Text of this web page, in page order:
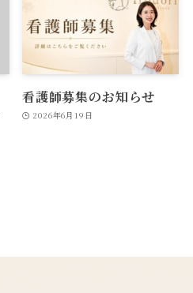
看護師募集のお知らせ
2026年6月19日